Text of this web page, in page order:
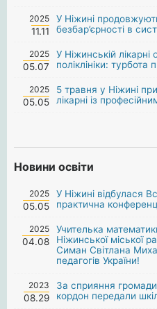
2025
11.11
У Ніжині
безбар’єрності в
2025
05.07
У Ніжинській
поліклініки:
2025
05.05
5 травня у Ніжині
лікарні із
Новини освіти
2025
05.05
У Ніжині відбулася
практична
2025
04.08
Учителька
Ніжинської міської
Симан Світлана
педагогів України!
2023
08.29
За сприяння
кордон передали